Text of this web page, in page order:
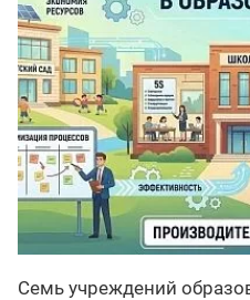
Семь учреждений